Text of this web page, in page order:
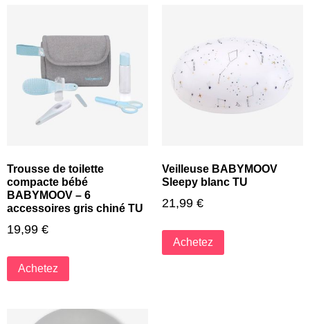
Trousse de toilette
compacte bébé
BABYMOOV – 6
accessoires gris chiné TU
19,99 €
Achetez
Veilleuse BABYMOOV
Sleepy blanc TU
21,99 €
Achetez